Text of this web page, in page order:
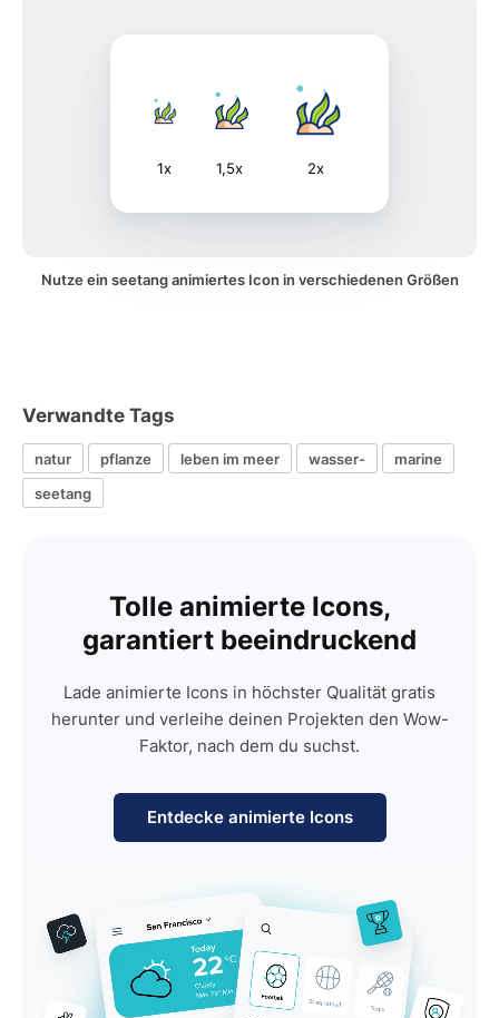
1x 1,5x 2x
Nutze ein seetang animiertes Icon in verschiedenen Größen
Verwandte Tags
natur pflanze leben im meer wasser-
marine
seetang
Tolle animierte Icons,
garantiert beeindruckend
Lade animierte Icons in höchster Qualität gratis
herunter und verleihe deinen Projekten den Wow-
Faktor, nach dem du suchst.
Entdecke animierte Icons